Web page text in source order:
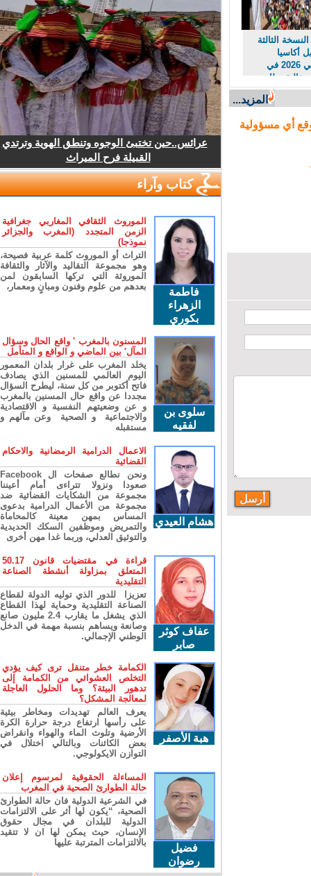
الثالثة
امسيصي 2026 في
بطابع
المزيد...
أي مسؤولية
عرائس..حين تختبئ الوجوه وتنطق الهوية وترتدي
القبيلة فرح الميراث
كتاب وآراء
فاطمة
الزهراء
بكوري
الموروث الثقافي المغاربي جغرافية
الزمن المتجدد (المغرب والجزائر
نموذجا)
التراث أو الموروث كلمة عربية فصيحة،
وهو مجموعة التقاليد والآثار والثقافة
الموروثة التي تركها السابقون لمن
بعدهم من علوم وفنون ومبانٍ ومعمار،
سلوى بن
لفقيه
المسنون بالمغرب ' واقع الحال وسؤال
المآل' بين الماضي و الواقع و المتأمل
يخلد المغرب على غرار بلدان المعمور
اليوم العالمي للمسنين الذي يصادف
فاتح أكتوبر من كل سنة، ليطرح السؤال
مجددا عن واقع حال المسنين بالمغرب
و عن وضعيتهم النفسية و الاقتصادية
والاجتماعية و الصحية وعن مآلهم و
مستقبله
هشام العيدي
الاعمال الدرامية الرمضانية والاحكام
القضائية
ونحن نطالع صفحات ال Facebook
صعودا ونزولا تتراءى أمام أعيننا
مجموعة من الشكايات القضائية ضد
مجموعة من الأعمال الدرامية بدعوى
المساس بمهن معينة كالمحاماة
والتمريض وموظفين السكك الحديدية
والتوثيق العدلي، وربما غدا مهن أخرى
عفاف كوثر
صابر
قراءة في مقتضيات قانون 50.17
المتعلق بمزاولة أنشطة الصناعة
التقليدية
تعزيزا للدور الذي توليه الدولة لقطاع
الصناعة التقليدية وحماية لهذا القطاع
الذي يشغل ما يقارب 2.4 مليون صانع
وصانعة ويساهم بنسبة مهمة في الدخل
الوطني الإجمالي.
هبة الأصفر
الكمامة خطر متنقل ترى كيف يؤدي
التخلص العشوائي من الكمامة إلى
تدهور البيئة؟ وما الحلول العاجلة
لمعالجة المشكل؟
يعرف العالم تهديدات ومخاطر بيئية
على رأسها ارتفاع درجة حرارة الكرة
الأرضية وتلوث الماء والهواء وانقراض
بعض الكائنات وبالتالي اختلال في
التوازن الايكولوجي.
فضيل
رضوان
المساءلة الحقوقية لمرسوم إعلان
حالة الطوارئ الصحية في المغرب
في الشرعية الدولية فان حالة الطوارئ
الصحية، “يكون لها أثر على الالتزامات
الدولية للبلدان في مجال حقوق
الإنسان، حيث يمكن لها ان لا تتقيد
بالالتزامات المترتبة عليها